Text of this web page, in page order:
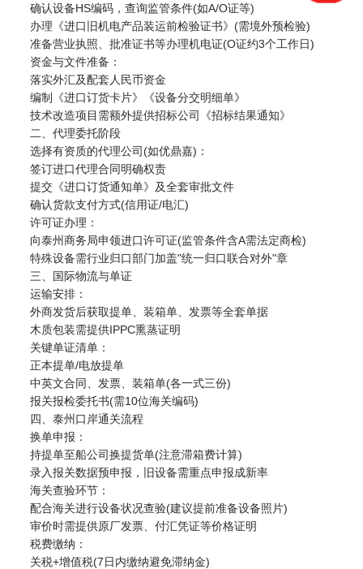
确认设备HS编码，查询监管条件(如A/O证等)
办理《进口旧机电产品装运前检验证书》(需境外预检验)
准备营业执照、批准证书等办理机电证(O证约3个工作日)
资金与文件准备：
落实外汇及配套人民币资金
编制《进口订货卡片》《设备分交明细单》
技术改造项目需额外提供招标公司《招标结果通知》
二、代理委托阶段
选择有资质的代理公司(如优鼎嘉)：
签订进口代理合同明确权责
提交《进口订货通知单》及全套审批文件
确认货款支付方式(信用证/电汇)
许可证办理：
向泰州商务局申领进口许可证(监管条件含A需法定商检)
特殊设备需行业归口部门加盖"统一归口联合对外"章
三、国际物流与单证
运输安排：
外商发货后获取提单、装箱单、发票等全套单据
木质包装需提供IPPC熏蒸证明
关键单证清单：
正本提单/电放提单
中英文合同、发票、装箱单(各一式三份)
报关报检委托书(需10位海关编码)
四、泰州口岸通关流程
换单申报：
持提单至船公司换提货单(注意滞箱费计算)
录入报关数据预申报，旧设备需重点申报成新率
海关查验环节：
配合海关进行设备状况查验(建议提前准备设备照片)
审价时需提供原厂发票、付汇凭证等价格证明
税费缴纳：
关税+增值税(7日内缴纳避免滞纳金)